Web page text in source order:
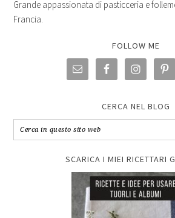
Grande appassionata di pasticceria e
Francia.
FOLLOW ME
CERCA NEL BLOG
SCARICA I MIEI RICETTARI